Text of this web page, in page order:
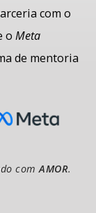
com o
o Meta
de mentoria
com AMOR.